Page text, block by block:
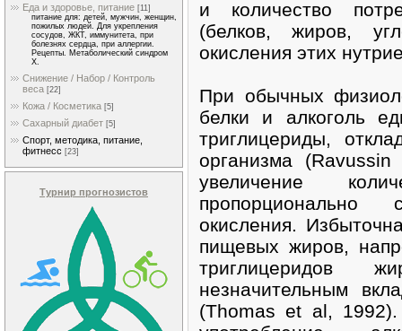
Еда и здоровье, питание [11]
питание для: детей, мужчин, женщин,
пожилых людей. Для укрепления
сосудов, ЖКТ, иммунитета, при
болезнях сердца, при аллергии.
Рецепты. Метаболический синдром
Х.
Снижение / Набор / Контроль
веса [22]
Кожа / Косметика [5]
Сахарный диабет [5]
Спорт, методика, питание,
фитнесс [23]
Турнир прогнозистов
и количество
(белков, жиров,
окисления этих
При обычных
белки и алкоголь
триглицериды,
организма
увеличение
пропорционально
окисления.
пищевых жиров,
незначительным
(Thomas et al, 1992).